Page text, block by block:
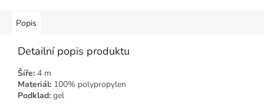
Popis
Detailní popis produktu
Šíře: 4 m
Materiál: 100% polypropylen
Podklad: gel